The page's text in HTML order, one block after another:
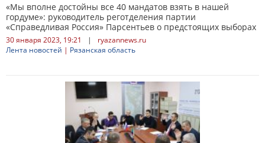
«Мы вполне достойны все 40 мандатов взять в нашей
гордуме»: руководитель реготделения партии
«Справедливая Россия» Парсентьев о предстоящих выборах
30 января 2023, 19:21 |
ryazannews.ru
Лента новостей | Рязанская область